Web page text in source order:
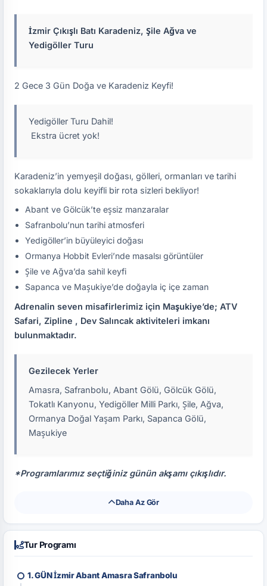
İzmir Çıkışlı Batı Karadeniz, Şile Ağva ve
Yedigöller Turu
2 Gece 3 Gün Doğa ve Karadeniz Keyfi!
Yedigöller Turu Dahil!
Ekstra ücret yok!
Karadeniz’in yemyeşil doğası, gölleri, ormanları ve tarihi
sokaklarıyla dolu keyifli bir rota sizleri bekliyor!
Abant ve Gölcük’te eşsiz manzaralar
Safranbolu’nun tarihi atmosferi
Yedigöller’in büyüleyici doğası
Ormanya Hobbit Evleri’nde masalsı görüntüler
Şile ve Ağva’da sahil keyfi
Sapanca ve Maşukiye’de doğayla iç içe zaman
Adrenalin seven misafirlerimiz için Maşukiye’de; ATV
Safari, Zipline , Dev Salıncak aktiviteleri imkanı
bulunmaktadır.
Gezilecek Yerler
Amasra, Safranbolu, Abant Gölü, Gölcük Gölü,
Tokatlı Kanyonu, Yedigöller Milli Parkı, Şile, Ağva,
Ormanya Doğal Yaşam Parkı, Sapanca Gölü,
Maşukiye
*Programlarımız seçtiğiniz günün akşamı çıkışlıdır.
Daha Az Gör
Tur Programı
1. GÜN İzmir Abant Amasra Safranbolu